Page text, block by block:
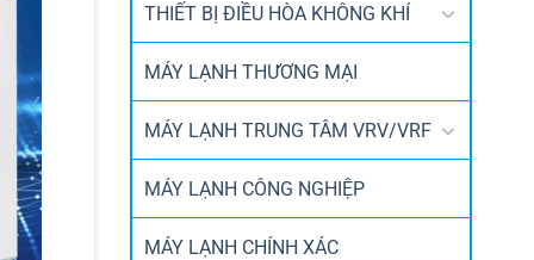
THIẾT BỊ ĐIỀU HÒA KHÔNG KHÍ
MÁY LẠNH THƯƠNG MẠI
MÁY LẠNH TRUNG TÂM VRV/VRF
MÁY LẠNH CÔNG NGHIỆP
MÁY LẠNH CHÍNH XÁC